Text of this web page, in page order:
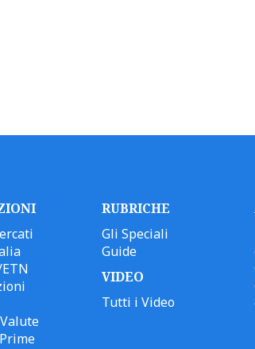
RUBRICHE
Gli Speciali
Guide
VIDEO
Tutti i Video